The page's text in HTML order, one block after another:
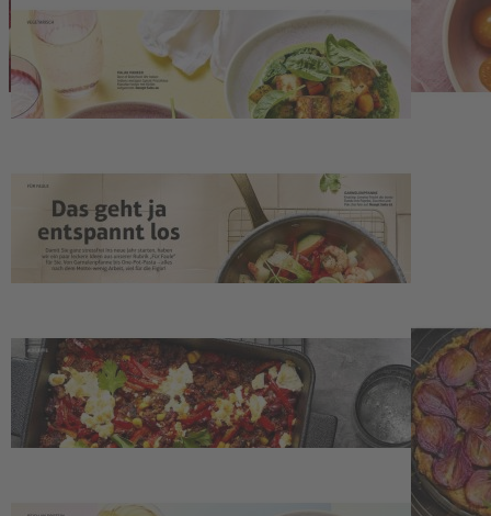
vorgenommen, etwas bewusster zu essen. Wir unterstützen Sie dabei
und wünschen Ihnen einen guten Start und ein gesundes neues Jahr!
In dieser Ausgabe haben wir 54 geniale Rezepte für Sie.
Deutsche Medien-Manufaktur GmbH & Co. KG
Hülsebrockstr. 2–8
48165 Münster
Deutschland
Telefon: +49 (0) 2501 801-6161
>>> Zum Kontaktformular
EU-Online-Plattform zur alternativen Streitbeilegung:
www.ec.europa.eu/consumers/odr
Zahlungsmöglichkeiten